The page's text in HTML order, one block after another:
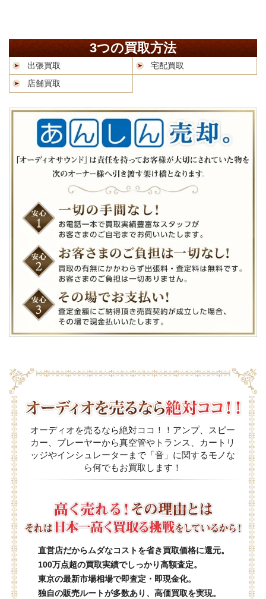
3つの買取方法
出張買取
宅配買取
店舗買取
オーディオを売るなら絶対ココ！！アンプ、スピー
カー、プレーヤーから真空管やトランス、カートリ
ッジやインシュレーターまで「音」に関するモノな
ら何でもお買取します！
直営店だからムダなコストを省き買取価格に還元。
100万点超の買取実績でしっかり高額査定。
東京の最新市場相場で即査定・即現金化。
独自の販売ルートが多数あり、高価買取を実現。